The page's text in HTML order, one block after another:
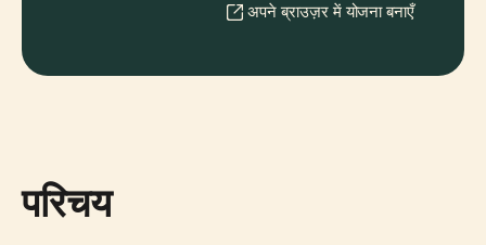
अपने ब्राउज़र में योजना बनाएँ
परिचय